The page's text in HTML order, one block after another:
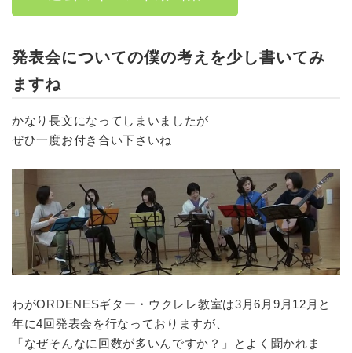
発表会についての僕の考えを少し書いてみ
ますね
かなり長文になってしまいましたが
ぜひ一度お付き合い下さいね
わがORDENESギター・ウクレレ教室は3月6月9月12月と
年に4回発表会を行なっておりますが、
「なぜそんなに回数が多いんですか？」とよく聞かれま